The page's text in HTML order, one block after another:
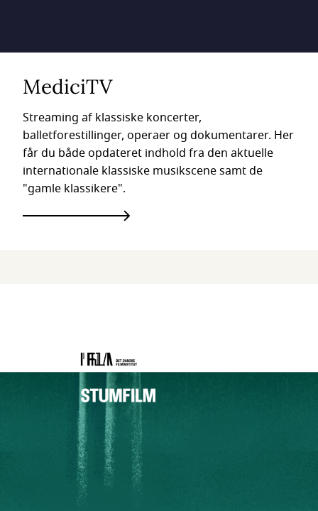
MediciTV
Streaming af klassiske koncerter,
balletforestillinger, operaer og dokumentarer. Her
får du både opdateret indhold fra den aktuelle
internationale klassiske musikscene samt de
"gamle klassikere".